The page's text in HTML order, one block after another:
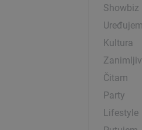
Showbiz
Uređujem
Kultura
Čitam
Party
Lifestyle